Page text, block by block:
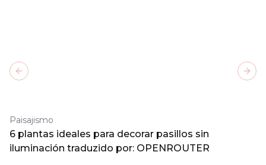
Paisajismo
6 plantas ideales para decorar pasillos sin
iluminación traduzido por: OPENROUTER
Previous slide